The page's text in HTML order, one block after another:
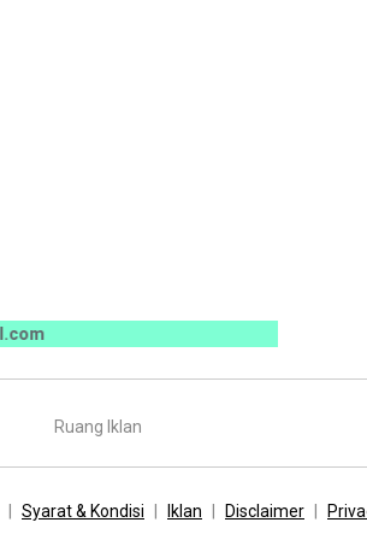
Ruang Iklan
Syarat & Kondisi Iklan Disclaimer